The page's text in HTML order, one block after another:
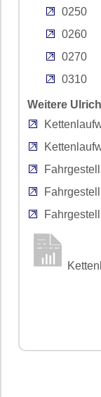
0250
0260
0270
0310
Weitere